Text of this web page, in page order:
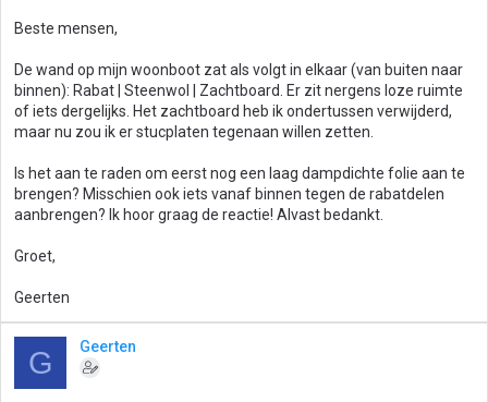
Beste mensen,
De wand op mijn woonboot zat als volgt in elkaar (van buiten naar
binnen): Rabat | Steenwol | Zachtboard. Er zit nergens loze ruimte
of iets dergelijks. Het zachtboard heb ik ondertussen verwijderd,
maar nu zou ik er stucplaten tegenaan willen zetten.
Is het aan te raden om eerst nog een laag dampdichte folie aan te
brengen? Misschien ook iets vanaf binnen tegen de rabatdelen
aanbrengen? Ik hoor graag de reactie! Alvast bedankt.
Groet,
Geerten
G Geerten